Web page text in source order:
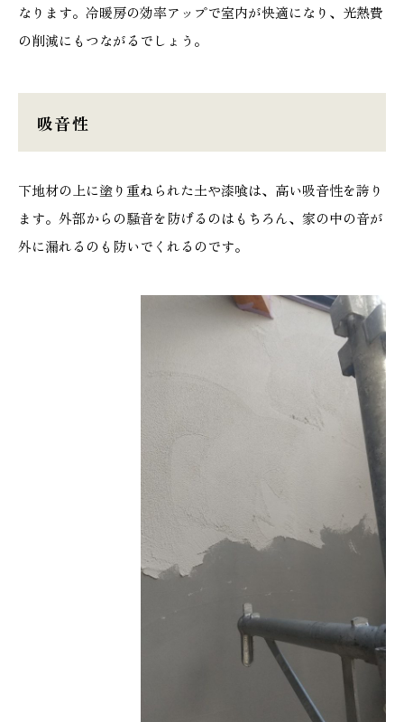
053-488-5127
10:00〜19:00 水曜定休
053-430-5123
なります。冷暖房の効率アップで室内が快適になり、光熱費
の削減にもつながるでしょう。
吸音性
下地材の上に塗り重ねられた土や漆喰は、高い吸音性を誇り
ます。外部からの騒音を防げるのはもちろん、家の中の音が
外に漏れるのも防いでくれるのです。